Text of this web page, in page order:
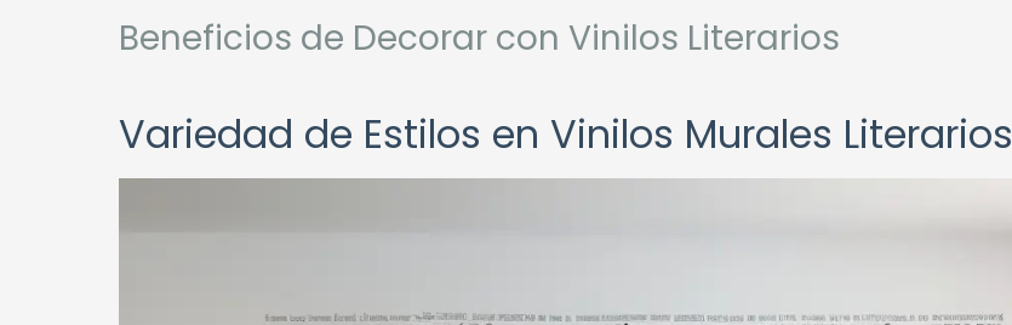
Beneficios de Decorar con Vinilos Literarios
Variedad de Estilos en Vinilos Murales Literarios